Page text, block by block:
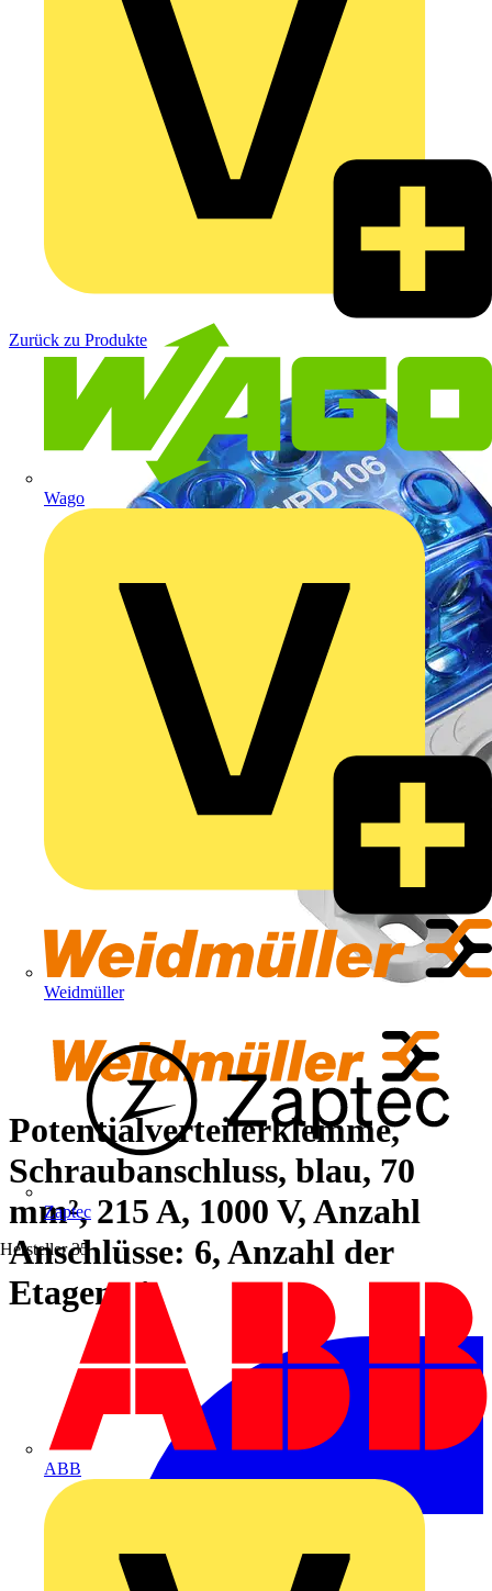
Wago
Weidmüller
Zaptec
Hersteller 35
ABB
Zurück zu Produkte
Potentialverteilerklemme,
Schraubanschluss, blau, 70
mm², 215 A, 1000 V, Anzahl
Anschlüsse: 6, Anzahl der
Etagen: 1